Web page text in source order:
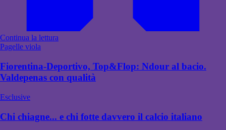
Continua la lettura
Pagelle viola
Fiorentina-Deportivo, Top&Flop: Ndour al bacio.
Valdepenas con qualità
Esclusive
Chi chiagne... e chi fotte davvero il calcio italiano